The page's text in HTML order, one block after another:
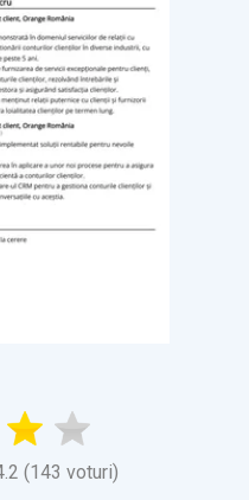
(143 voturi)